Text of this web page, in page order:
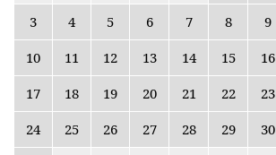
3
4 5 6 7 8
9
10
11 12 13 14 15
16
17
18 19 20 21 22
23
24
25 26 27 28 29
30